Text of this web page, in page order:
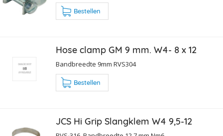
Bestellen
Hose clamp GM 9 mm. W4- 8 x 12
Bandbreedte 9mm RVS304
Bestellen
JCS Hi Grip Slangklem W4 9,5-12